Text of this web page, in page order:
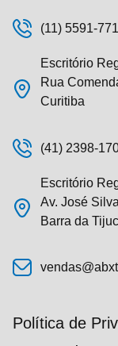
(11) 5591-
Escritório
Rua
Curitiba
(41) 2398-
Escritório
Av. José
Barra da
Política de